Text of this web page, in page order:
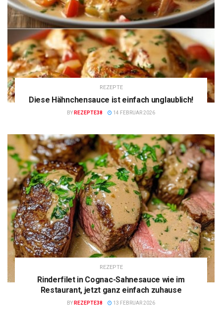
REZEPTE
Diese Hähnchensauce ist einfach unglaublich!
BY REZEPTE38 14 FEBRUAR 2026
REZEPTE
Rinderfilet in Cognac-Sahnesauce wie im
Restaurant, jetzt ganz einfach zuhause
BY REZEPTE38 13 FEBRUAR 2026